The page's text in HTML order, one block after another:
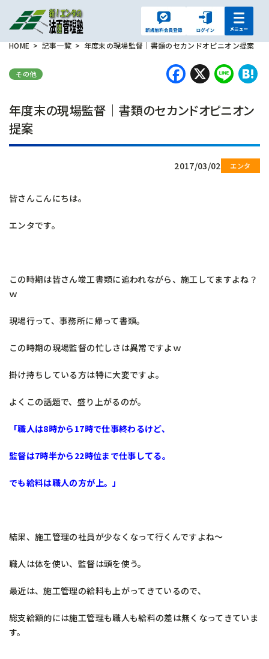
HOME 記事一覧 年度末の現場監督｜書類のセカンドオピニオン提案
その他 X
年度末の現場監督｜書類のセカンドオピニオン
提案
2017/03/02
皆さんこんにちは。
エンタです。
この時期は皆さん竣工書類に追われながら、施工してますよね？
ｗ
現場行って、事務所に帰って書類。
この時期の現場監督の忙しさは異常ですよｗ
掛け持ちしている方は特に大変ですよ。
よくこの話題で、盛り上がるのが。
「職人は8時から17時で仕事終わるけど、
監督は7時半から22時位まで仕事してる。
でも給料は職人の方が上。」
結果、施工管理の社員が少なくなって行くんですよね～
職人は体を使い、監督は頭を使う。
最近は、施工管理の給料も上がってきているので、
総支給額的には施工管理も職人も給料の差は無くなってきていま
す。